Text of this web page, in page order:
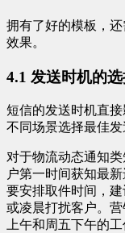
拥有了好的模板，
效果。
4.1 发送时机的
短信的发送时机直
不同场景选择最佳发
对于物流动态通知
户第一时间获知最
要安排取件时间，
或凌晨打扰客户。
上午和周五下午的